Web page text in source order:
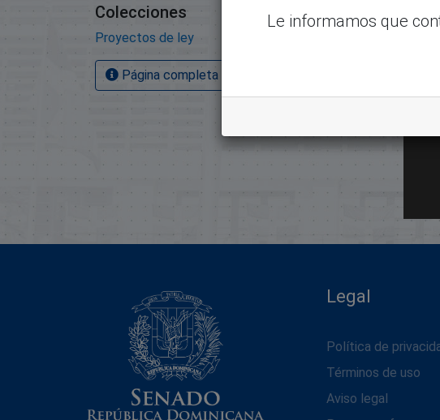
Colecciones
Proyectos de ley
Página completa del artículo
Legal
Política de
Términos de uso
Aviso legal
Le informamos que